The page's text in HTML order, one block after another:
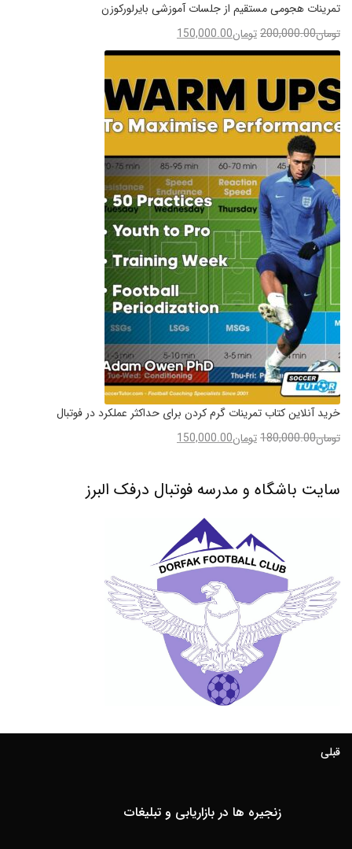
تمرینات هجومی مستقیم از جلسات آموزشی بایرلورکوزن
تومان200,000.00تومان150,000.00
خرید آنلاین کتاب تمرینات گرم کردن برای حداکثر عملکرد در فوتبال
تومان180,000.00تومان150,000.00
سایت باشگاه و مدرسه فوتبال درفک البرز
قبلی
زنجیره ها در بازاریابی و تبلیغات